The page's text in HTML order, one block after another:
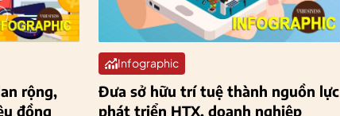
rộng,
đồng
Infographic
Đưa sở hữu trí tuệ thành nguồn lực
phát triển HTX, doanh nghiệp